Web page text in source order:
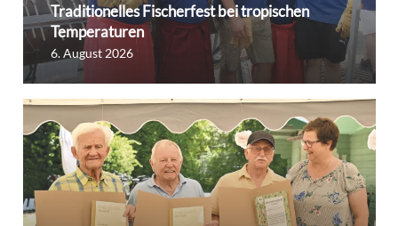
Traditionelles Fischerfest bei tropischen
Temperaturen
6. August 2026